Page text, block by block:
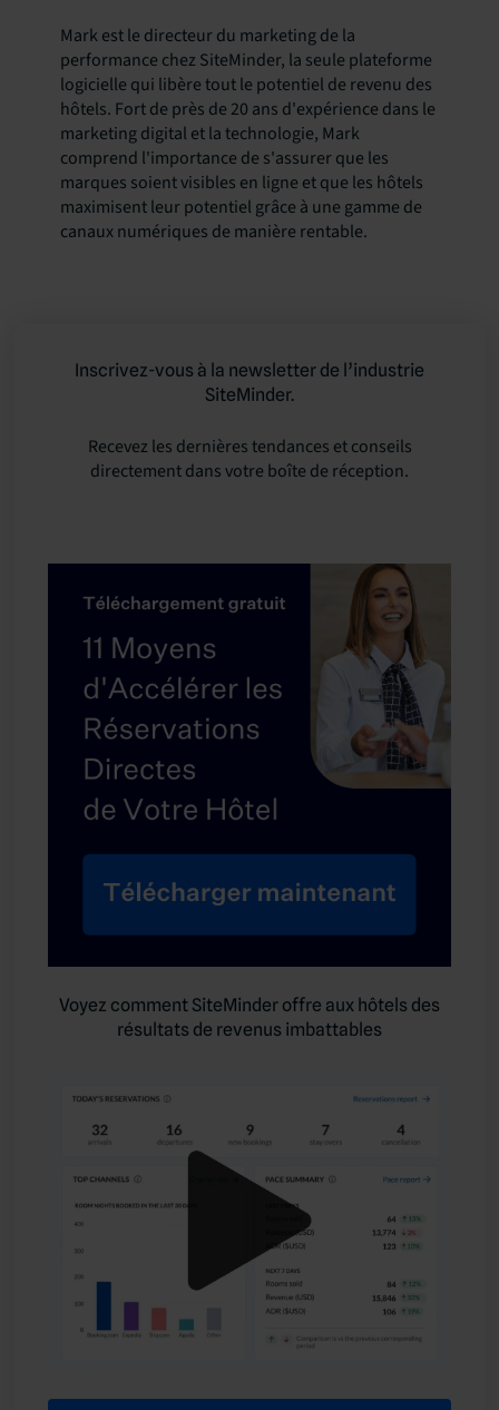
Mark est le directeur du marketing de la
performance chez SiteMinder, la seule plateforme
logicielle qui libère tout le potentiel de revenu des
hôtels. Fort de près de 20 ans d'expérience dans le
marketing digital et la technologie, Mark
comprend l'importance de s'assurer que les
marques soient visibles en ligne et que les hôtels
maximisent leur potentiel grâce à une gamme de
canaux numériques de manière rentable.
Inscrivez-vous à la newsletter de l’industrie
SiteMinder.
Recevez les dernières tendances et conseils
directement dans votre boîte de réception.
Voyez comment SiteMinder offre aux hôtels des
résultats de revenus imbattables